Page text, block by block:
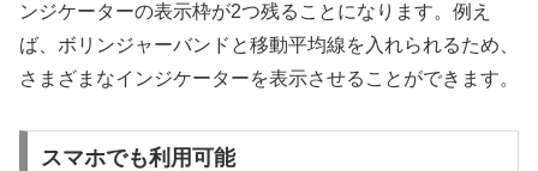
ンジケーターの表示枠が2つ残ることになります。例え
ば、ボリンジャーバンドと移動平均線を入れられるため、
さまざまなインジケーターを表示させることができます。
スマホでも利用可能